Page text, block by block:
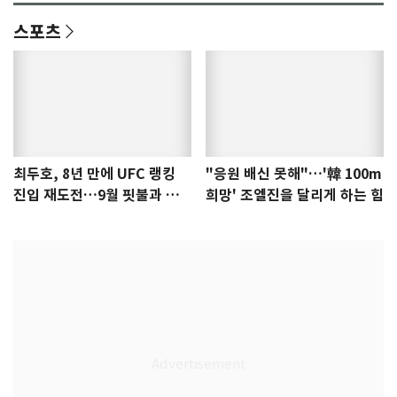
스포츠
최두호, 8년 만에 UFC 랭킹
진입 재도전…9월 핏불과 대
"응원 배신 못해"…'韓 100m
희망' 조엘진을 달리게 하는 힘